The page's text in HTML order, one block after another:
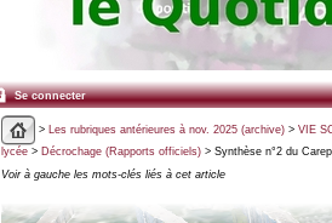
Se connecter
> Les rubriques antérieures à nov. 2025 (archive)> VIE
lycée> Décrochage (Rapports officiels)> Synthèse n°2 du
Voir à gauche les mots-clés liés à cet article